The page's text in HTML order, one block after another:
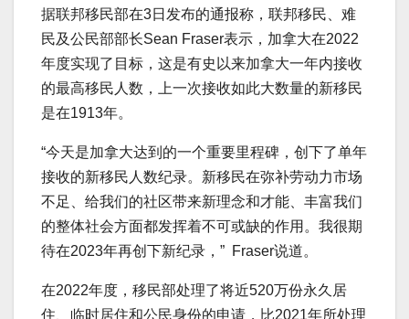
据联邦移民部在3日发布的通报称，联邦移民、难
民及公民部部长Sean Fraser表示，加拿大在2022
年度实现了目标，这是有史以来加拿大一年内接收
的最高移民人数，上一次接收如此大数量的新移民
是在1913年。
“今天是加拿大达到的一个重要里程碑，创下了单年
接收的新移民人数纪录。新移民在弥补劳动力市场
不足、给我们的社区带来新理念和才能、丰富我们
的整体社会方面都发挥着不可或缺的作用。我很期
待在2023年再创下新纪录，” Fraser说道。
在2022年度，移民部处理了将近520万份永久居
住、临时居住和公民身份的申请，比2021年所处理